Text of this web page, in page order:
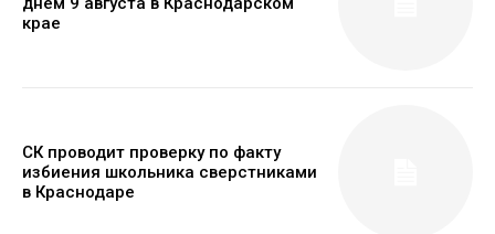
крае
СК проводит проверку по факту
избиения школьника сверстниками
в Краснодаре